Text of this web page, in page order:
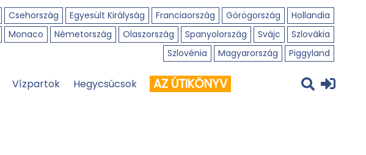
Csehország Egyesült Királyság Franciaország Görögország
Hollandia
Monaco Németország Olaszország Spanyolország Svájc
Szlovákia
Szlovénia
Magyarország Piggyland
Vízpartok Hegycsúcsok AZ ÚTIKÖNYV